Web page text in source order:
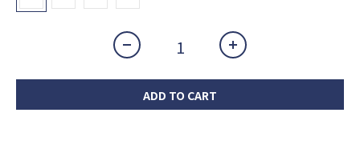
ADD TO CART